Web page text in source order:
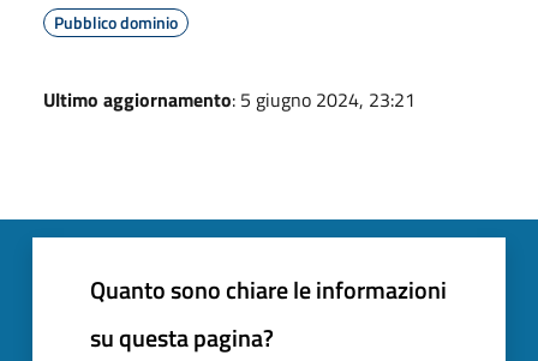
Pubblico dominio
Ultimo aggiornamento: 5 giugno 2024, 23:21
Quanto sono chiare le informazioni
su questa pagina?